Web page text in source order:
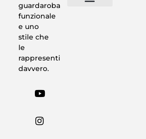
guardaroba
funzionale
e uno
stile che
le
rappresenti
davvero.